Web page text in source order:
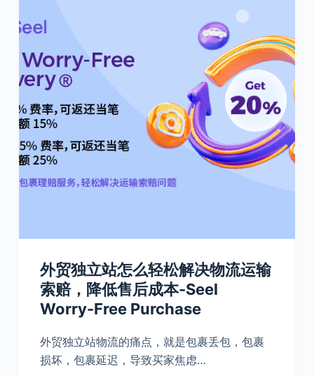
外贸独立站怎么轻松解决物流运输
索赔，降低售后成本-Seel
Worry-Free Purchase
外贸独立站物流的痛点，就是包裹丢包，包裹
损坏，包裹延迟，导致买家焦虑…